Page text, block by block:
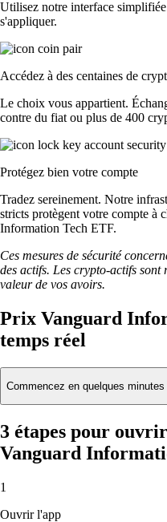
Utilisez notre interface
s'appliquer.
Accédez à des centaines de
Le choix vous appartient.
contre du fiat ou plus de 400
Protégez bien votre compte
Tradez sereinement. Notre
stricts protègent votre compte à
Information Tech ETF.
Ces mesures de sécurité
des actifs. Les crypto-actifs
valeur de vos avoirs.
Prix Vanguard
temps réel
Commencez en quelques minutes
3 étapes pour
Vanguard
1
Ouvrir l'app